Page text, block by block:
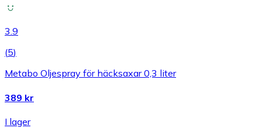
3.9
(5)
Metabo Oljespray för häcksaxar 0,3 liter
389 kr
I lager